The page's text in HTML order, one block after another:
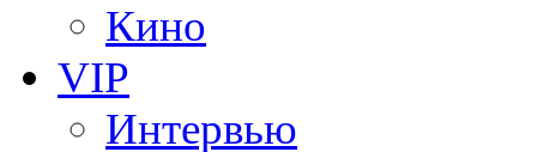
Кино
VIP
Интервью